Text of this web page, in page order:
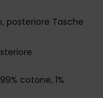
posteriore Tasche
cotone, 1%